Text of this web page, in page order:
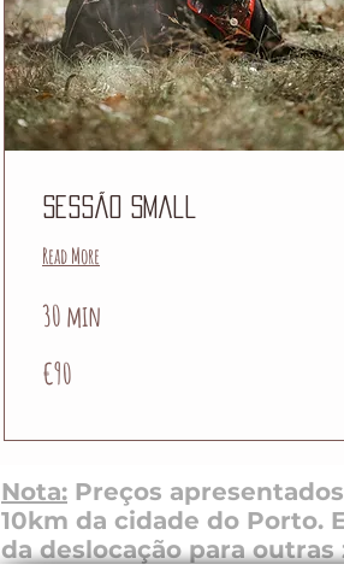
Sessão Small
Read More
30 min
euros
€90
Nota: Preços
10km da cidade do Porto.
da deslocação para outras